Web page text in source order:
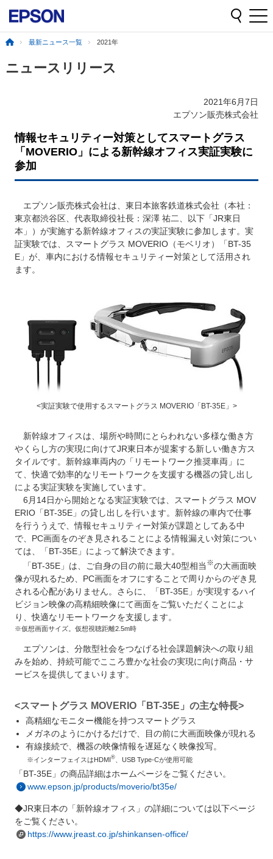
最新ニュース一覧 2021年
ニュースリリース
2021年6月7日
エプソン販売株式会社
情報セキュリティー対策としてスマートグラス
「MOVERIO」による新幹線オフィス実証実験に
参加
エプソン販売株式会社は、東日本旅客鉄道株式会社（本社：
東京都渋谷区、代表取締役社長：深澤 祐二、以下「JR東日
本」）が実施する新幹線オフィスの実証実験に参加します。実
証実験では、スマートグラス MOVERIO（モベリオ）「BT-35
E」が、車内における情報セキュリティー対策として活用され
ます。
<実証実験で使用するスマートグラス MOVERIO「BT-35E」>
新幹線オフィスは、場所や時間にとらわれない多様な働き方
やくらし方の実現に向けてJR東日本が提案する新しい働き方ス
タイルです。新幹線車両内の「リモートワーク推奨車両」に
て、快適で効率的なリモートワークを支援する機器の貸し出し
による実証実験を実施しています。
6月14日から開始となる実証実験では、スマートグラス MOV
ERIO「BT-35E」の貸し出しを行います。新幹線の車内で仕事
を行ううえで、情報セキュリティー対策が課題としてある中
で、PC画面をのぞき見されることによる情報漏えい対策につい
ては、「BT-35E」によって解決できます。
「BT-35E」は、ご自身の目の前に最大40型相当 ※の大画面映
像が現れるため、PC画面をオフにすることで周りからのぞき見
される心配がありません。さらに、「BT-35E」が実現するハイ
ビジョン映像の高精細映像にて画面をご覧いただくことによ
り、快適なリモートワークを支援します。
※仮想画面サイズ。仮想視聴距離2.5m時
エプソンは、分散型社会をつなげる社会課題解決への取り組
みを始め、持続可能でこころ豊かな社会の実現に向け商品・サ
ービスを提供してまいります。
<スマートグラス MOVERIO「BT-35E」の主な特長>
高精細なモニター機能を持つスマートグラス
メガネのようにかけるだけで、目の前に大画面映像が現れる
有線接続で、機器の映像情報を遅延なく映像投写。
※インターフェイスはHDMI®、USB Type-Cが使用可能
「BT-35E」の商品詳細はホームページをご覧ください。
www.epson.jp/products/moverio/bt35e/
◆JR東日本の「新幹線オフィス」の詳細については以下ページ
をご覧ください。
https://www.jreast.co.jp/shinkansen-office/